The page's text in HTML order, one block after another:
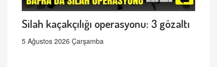
Silah kaçakçılığı operasyonu: 3 gözaltı
5 Ağustos 2026 Çarşamba